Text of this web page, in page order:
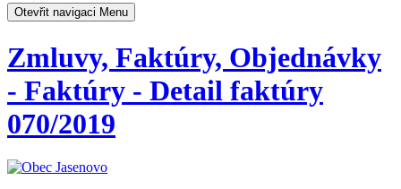
Otevřit navigaci Menu
Zmluvy, Faktúry, Objednávky
- Faktúry - Detail faktúry
070/2019